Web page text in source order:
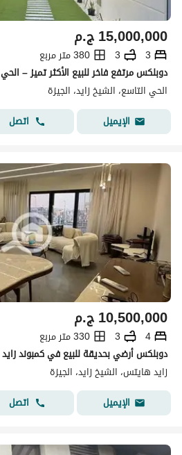
ج.م15,000,000
3
3
380 متر مربع
دوبلكس مرتفع فاخر للبيع الأكثر تميز – الحي 9 – زايد من المالك مباشره
الحي التاسع، الشيخ زايد، الجيزة
الإيميل
اتصل
ج.م10,500,000
4
3
330 متر مربع
زايد هايتس، الشيخ زايد، الجيزة
الإيميل
اتصل